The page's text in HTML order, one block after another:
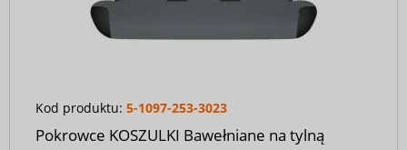
Kod produktu: 5-1097-253-3023
Pokrowce KOSZULKI Bawełniane na tylną